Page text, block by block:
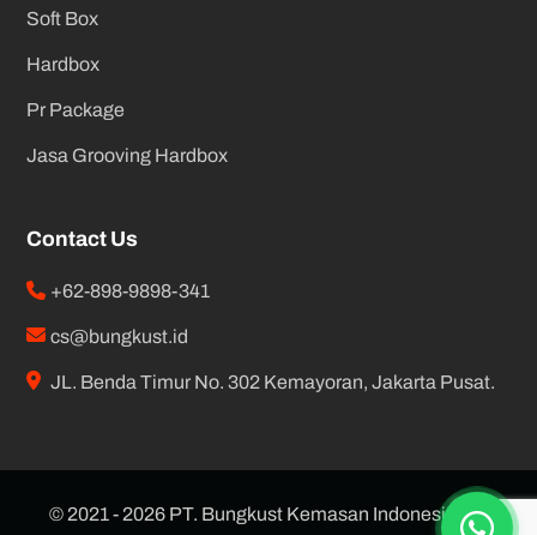
Soft Box
Hardbox
Pr Package
Jasa Grooving Hardbox
Contact Us
+62-898-9898-341
cs@bungkust.id
JL. Benda Timur No. 302 Kemayoran, Jakarta Pusat.
© 2021 - 2026 PT. Bungkust Kemasan Indonesia. All